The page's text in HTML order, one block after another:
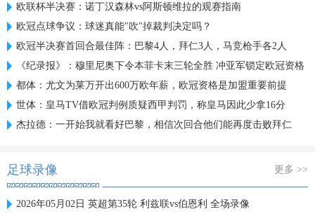
欧联杯半决赛：诺丁汉森林vs阿斯顿维拉的观赛指南
欧冠点球争议：球迷真能"吹"掉裁判决定吗？
欧冠半决赛首回合最佳阵：巴黎4人，拜仁3人，马竞枪手各2人
《纪录报》：穆里尼奥下令本菲卡末三轮全胜 冲亚军锁定欧冠资格
都体：尤文为莱万开出600万欧年薪，欧冠资格是加盟重要前提
世体：皇马TV借欧冠判例质疑西甲判罚，称皇马因此少拿16分
杰拉德：一开始我就看好巴黎，相信次回合他们能再度击败拜仁
足球录像 更多 >>
2026年05月02日 英超第35轮 利兹联vs伯恩利 全场录像